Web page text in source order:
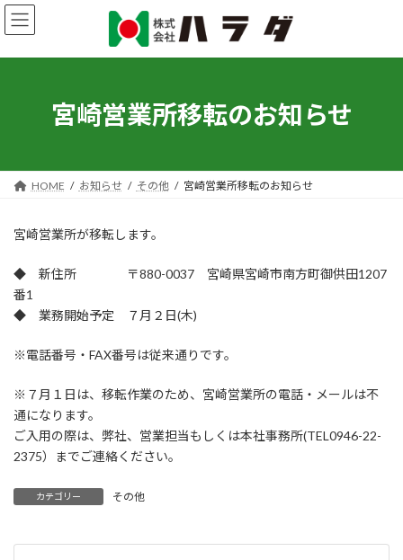
コ
ン
ン
プ
ナ
ビ
ー
動
宮崎営業所移転のお知らせ
HOME お知らせ その他 宮崎営業所移転のお知らせ
宮崎営業所が移転します。
◆ 新住所 〒880-0037 宮崎県宮崎市南方町御供田1207
番1
◆ 業務開始予定 ７月２日(木)
※電話番号・FAX番号は従来通りです。
※７月１日は、移転作業のため、宮崎営業所の電話・メールは不
通になります。
ご入用の際は、弊社、営業担当もしくは本社事務所(TEL0946-22-
2375）までご連絡ください。
カテゴリー その他